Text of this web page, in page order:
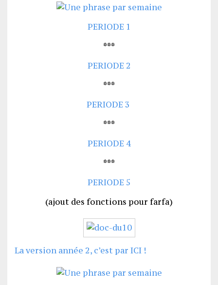
PERIODE 1
***
PERIODE 2
***
PERIODE 3
***
PERIODE 4
***
PERIODE 5
(ajout des fonctions pour farfa)
La version année 2, c’est par ICI !